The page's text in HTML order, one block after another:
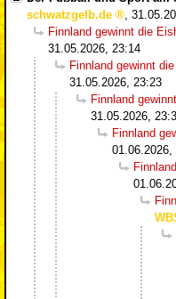
schwatzgelb.de
Finnland gewinnt die
31.05.2026, 23:14
Finnland gewinnt
31.05.2026, 23:23
Finnland
31.05.2026,
Finnland
01.06.2026,